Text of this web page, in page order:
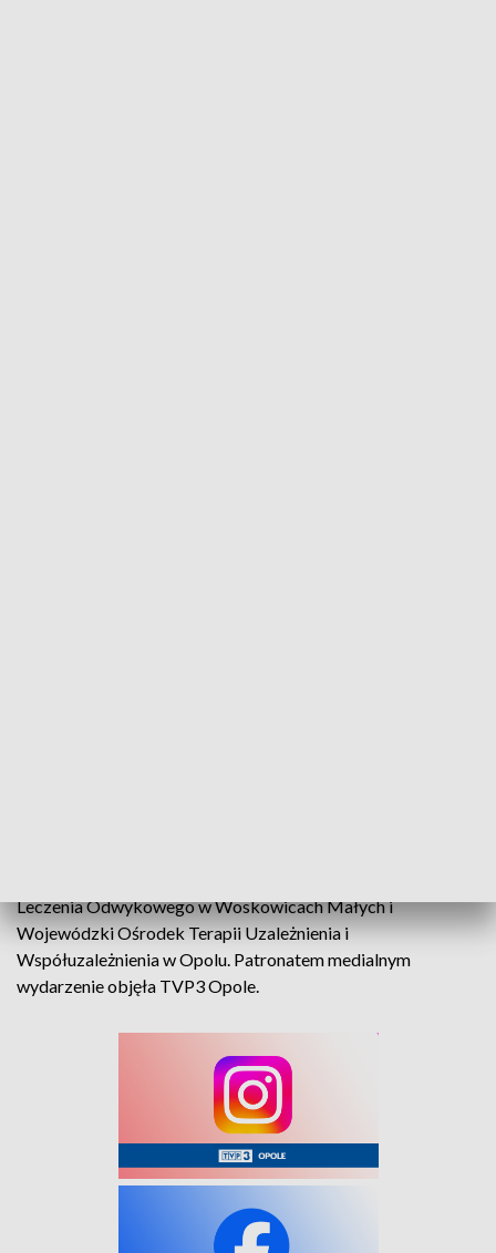
Leczenia Odwykowego w Woskowicach Małych i
Wojewódzki Ośrodek Terapii Uzależnienia i
Współuzależnienia w Opolu. Patronatem medialnym
wydarzenie objęła TVP3 Opole.